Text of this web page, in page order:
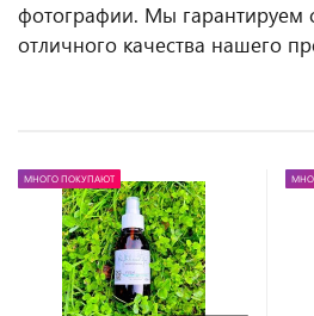
фотографии. Мы гарантируем
отличного качества нашего
МНОГО ПОКУПАЮТ